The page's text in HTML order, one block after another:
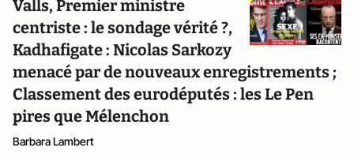
Valls, Premier ministre
centriste : le sondage vérité ?,
Kadhafigate : Nicolas Sarkozy
menacé par de nouveaux enregistrements ;
Classement des eurodéputés : les Le Pen
pires que Mélenchon
Barbara Lambert